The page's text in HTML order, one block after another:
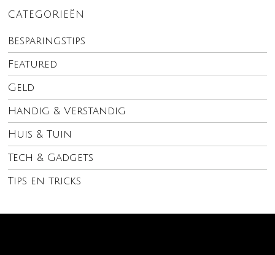
CATEGORIEËN
Besparingstips
Featured
Geld
Handig & Verstandig
Huis & Tuin
Tech & Gadgets
Tips en tricks